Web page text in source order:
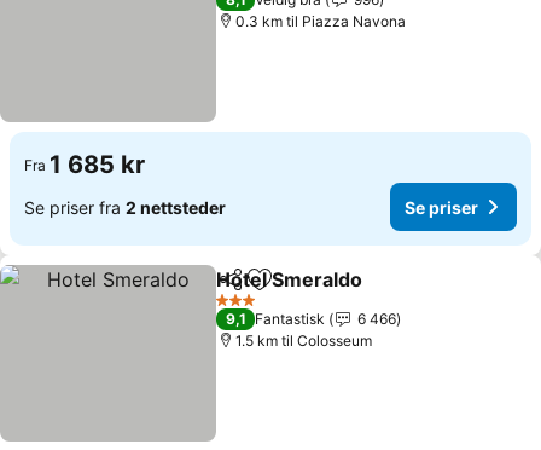
0.3 km til Piazza Navona
Fra 1 685 kr
Se priser fra 2 nettsteder Se priser
Del Legg til i favoritter
Hotel Smeraldo
3 Stjerner
9,1 Fantastisk
6 466
1.5 km til Colosseum